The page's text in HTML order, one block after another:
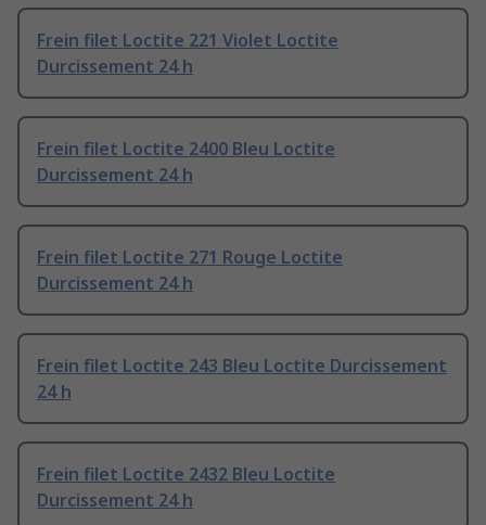
Frein filet Loctite 221 Violet Loctite
Durcissement 24 h
Frein filet Loctite 2400 Bleu Loctite
Durcissement 24 h
Frein filet Loctite 271 Rouge Loctite
Durcissement 24 h
Frein filet Loctite 243 Bleu Loctite Durcissement
24 h
Frein filet Loctite 2432 Bleu Loctite
Durcissement 24 h